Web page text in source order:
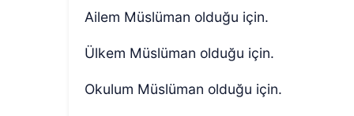
Ailem Müslüman olduğu için.
Ülkem Müslüman olduğu için.
Okulum Müslüman olduğu için.